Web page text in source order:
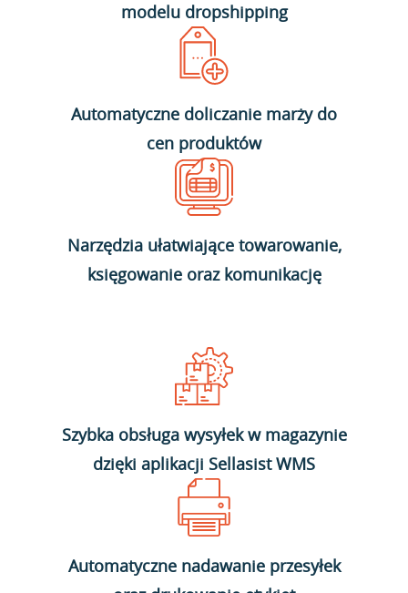
modelu dropshipping
Automatyczne doliczanie marży do
cen produktów
Narzędzia ułatwiające towarowanie,
księgowanie oraz komunikację
Szybka obsługa wysyłek w magazynie
dzięki aplikacji Sellasist WMS
Automatyczne nadawanie przesyłek